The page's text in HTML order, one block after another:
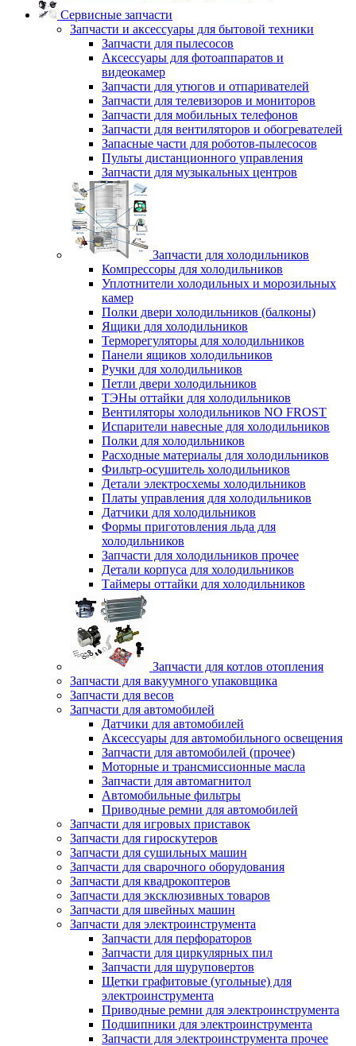
Сервисные запчасти
Запчасти и аксессуары для бытовой техники
Запчасти для пылесосов
Аксессуары для фотоаппаратов и
видеокамер
Запчасти для утюгов и отпаривателей
Запчасти для телевизоров и мониторов
Запчасти для мобильных телефонов
Запчасти для вентиляторов и обогревателей
Запасные части для роботов-пылесосов
Пульты дистанционного управления
Запчасти для музыкальных центров
Запчасти для холодильников
Компрессоры для холодильников
Уплотнители холодильных и морозильных
камер
Полки двери холодильников (балконы)
Ящики для холодильников
Терморегуляторы для холодильников
Панели ящиков холодильников
Ручки для холодильников
Петли двери холодильников
ТЭНы оттайки для холодильников
Вентиляторы холодильников NO FROST
Испарители навесные для холодильников
Полки для холодильников
Расходные материалы для холодильников
Фильтр-осушитель холодильников
Детали электросхемы холодильников
Платы управления для холодильников
Датчики для холодильников
Формы приготовления льда для
холодильников
Запчасти для холодильников прочее
Детали корпуса для холодильников
Таймеры оттайки для холодильников
Запчасти для котлов отопления
Запчасти для вакуумного упаковщика
Запчасти для весов
Запчасти для автомобилей
Датчики для автомобилей
Аксессуары для автомобильного освещения
Запчасти для автомобилей (прочее)
Моторные и трансмиссионные масла
Запчасти для автомагнитол
Автомобильные фильтры
Приводные ремни для автомобилей
Запчасти для игровых приставок
Запчасти для гироскутеров
Запчасти для сушильных машин
Запчасти для сварочного оборудования
Запчасти для квадрокоптеров
Запчасти для эксклюзивных товаров
Запчасти для швейных машин
Запчасти для электроинструмента
Запчасти для перфораторов
Запчасти для циркулярных пил
Запчасти для шуруповертов
Щетки графитовые (угольные) для
электроинструмента
Приводные ремни для электроинструмента
Подшипники для электроинструмента
Запчасти для электроинструмента прочее